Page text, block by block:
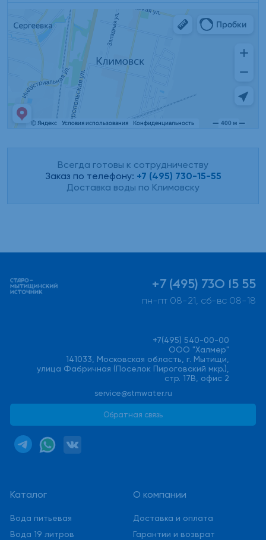
Всегда готовы к сотрудничеству
Заказ по телефону: +7 (495) 730-15-55
Доставка воды по Климовску
Каталог
Вода питьевая
Вода 19 литров
О компании
Доставка и оплата
Гарантии и возврат
+7 (495) 730 15 55
пн-пт 08-21, сб-вс 08-18
+7(495) 540-00-00
ООО "Халмер"
141033, Московская область, г. Мытищи,
улица Фабричная (Поселок Пироговский мкр.),
стр. 17В, офис 2
service@stmwater.ru
Обратная связь